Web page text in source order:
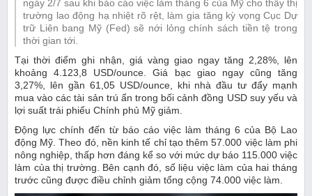
ngày 2/7 sau khi báo cáo việc làm tháng 6 của Mỹ cho thấy thị
trường lao động hạ nhiệt rõ rệt, làm gia tăng kỳ vọng Cục Dự
trữ Liên bang Mỹ (Fed) sẽ nới lỏng chính sách tiền tệ trong
thời gian tới.
Tại thời điểm ghi nhận, giá vàng giao ngay tăng 2,28%, lên
khoảng 4.123,8 USD/ounce. Giá bạc giao ngay cũng tăng
3,27%, lên gần 61,05 USD/ounce, khi nhà đầu tư đẩy mạnh
mua vào các tài sản trú ẩn trong bối cảnh đồng USD suy yếu và
lợi suất trái phiếu Chính phủ Mỹ giảm.
Động lực chính đến từ báo cáo việc làm tháng 6 của Bộ Lao
động Mỹ. Theo đó, nền kinh tế chỉ tạo thêm 57.000 việc làm phi
nông nghiệp, thấp hơn đáng kể so với mức dự báo 115.000 việc
làm của thị trường. Bên cạnh đó, số liệu việc làm của hai tháng
trước cũng được điều chỉnh giảm tổng cộng 74.000 việc làm.